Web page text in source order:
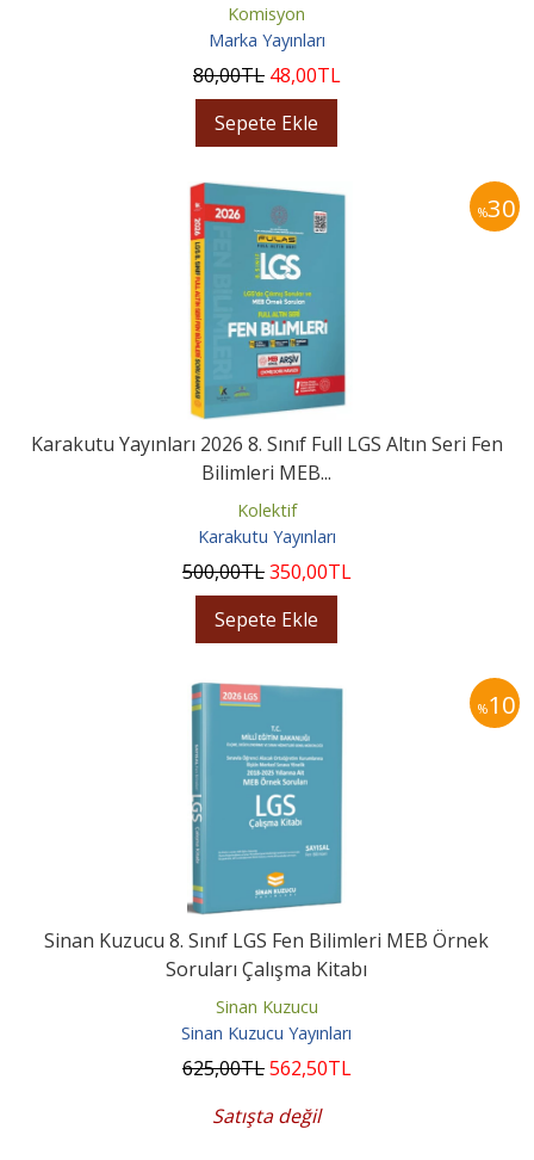
Komisyon
Marka Yayınları
80,00TL 48,00TL
Sepete Ekle
%30
Karakutu Yayınları 2026 8. Sınıf Full LGS Altın Seri Fen
Bilimleri MEB...
Kolektif
Karakutu Yayınları
500,00TL350,00TL
Sepete Ekle
%10
Sinan Kuzucu 8. Sınıf LGS Fen Bilimleri MEB Örnek
Soruları Çalışma Kitabı
Sinan Kuzucu
Sinan Kuzucu Yayınları
625,00TL562,50TL
Satışta değil